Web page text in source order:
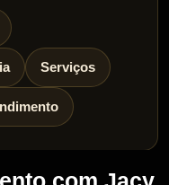
Serviços